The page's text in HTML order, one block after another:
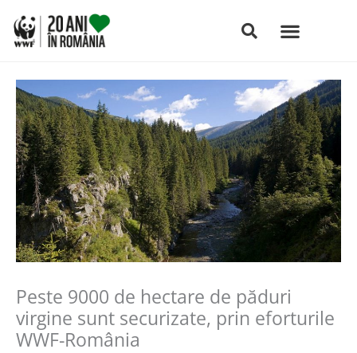
content
Peste 9000 de hectare de păduri
virgine sunt securizate, prin eforturile
WWF-România